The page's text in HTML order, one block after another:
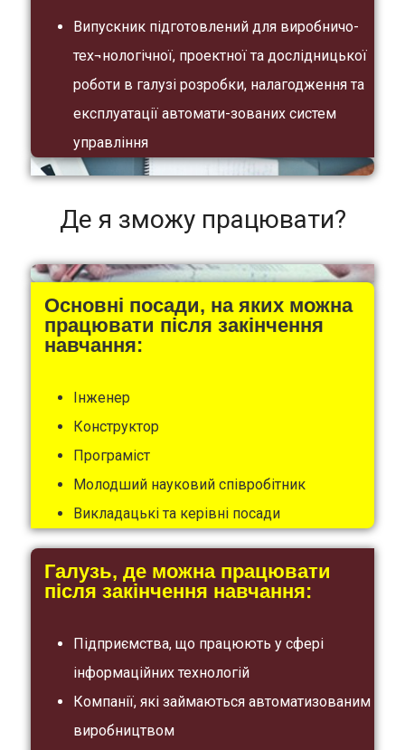
Випускник підготовлений для виробничо-
тех¬нологічної, проектної та дослідницької
роботи в галузі розробки, налагодження та
експлуатації автомати-зованих систем
управління
Де я зможу працювати?
Основні посади, на яких можна
працювати після закінчення
навчання:
Інженер
Конструктор
Програміст
Молодший науковий співробітник
Викладацькі та керівні посади
Галузь, де можна працювати
після закінчення навчання:
Підприємства, що працюють у сфері
інформаційних технологій
Компанії, які займаються автоматизованим
виробництвом